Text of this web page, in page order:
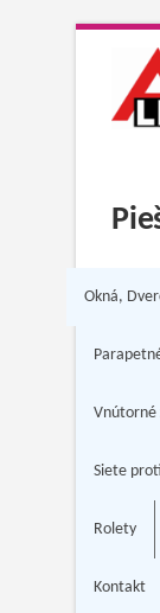
Okná,
Vnútorné
Siete
Rolety
Kontakt